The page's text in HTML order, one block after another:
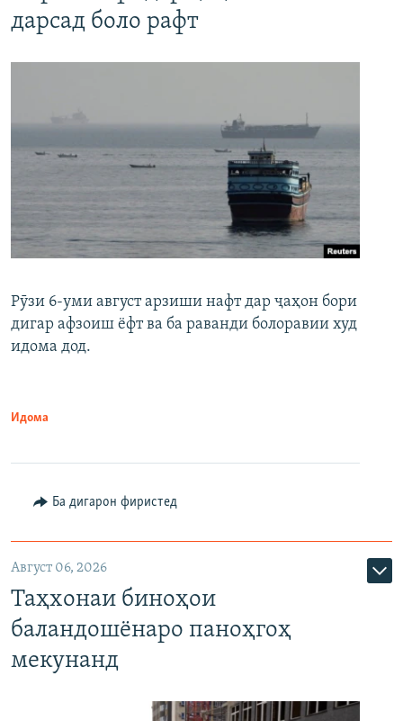
дарсад боло рафт
Рӯзи 6-уми август арзиши нафт дар ҷаҳон бори
дигар афзоиш ёфт ва ба раванди болоравии худ
идома дод.
Идома
Ба дигарон фиристед
Август 06, 2026
Таҳхонаи биноҳои
баландошёнаро паноҳгоҳ
мекунанд